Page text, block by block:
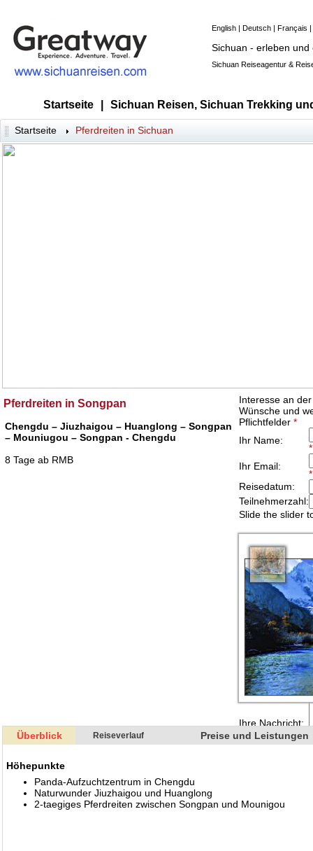
English| Deutsch| Français |
Sichuan - erleben und
Sichuan Reiseagentur &
Startseite Sichuan Reisen, Sichuan Trekking
Startseite Pferdreiten in Sichuan
Pferdreiten in Songpan
Chengdu – Jiuzhaigou – Huanglong – Songpan
– Mouniugou – Songpan - Chengdu
8 Tage ab RMB
Überblick Reiseverlauf Preise und Leistungen
Höhepunkte
Panda-Aufzuchtzentrum in Chengdu
Naturwunder Jiuzhaigou und Huanglong
2-taegiges Pferdreiten zwischen Songpan und Mounigou